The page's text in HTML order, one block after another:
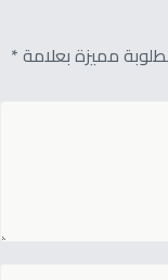
مميزة بعلامة *